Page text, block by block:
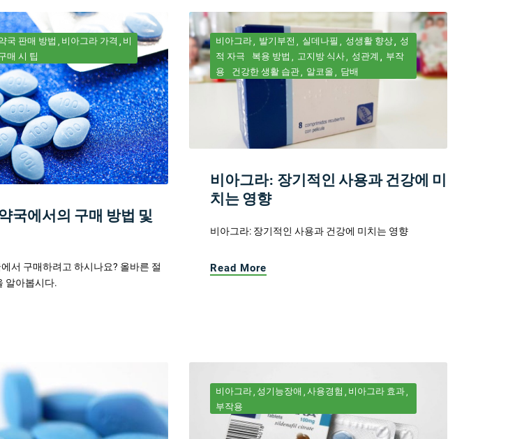
국 판매 방법 비아그라 가격
비
매 시 팁
국에서의 구매 방법 및
서 구매하려고 하시나요? 올바른 절
알아봅시다.
비아그라 발기부전 실데나필 성생활 향상
성
적 자극
복용 방법 고지방 식사 성관계
부작
용
건강한 생활 습관 알코올 담배
비아그라: 장기적인 사용과 건강에 미
치는 영향
비아그라: 장기적인 사용과 건강에 미치는 영향
Read More
비아그라 성기능장애 사용경험
비아그라 효과
부작용